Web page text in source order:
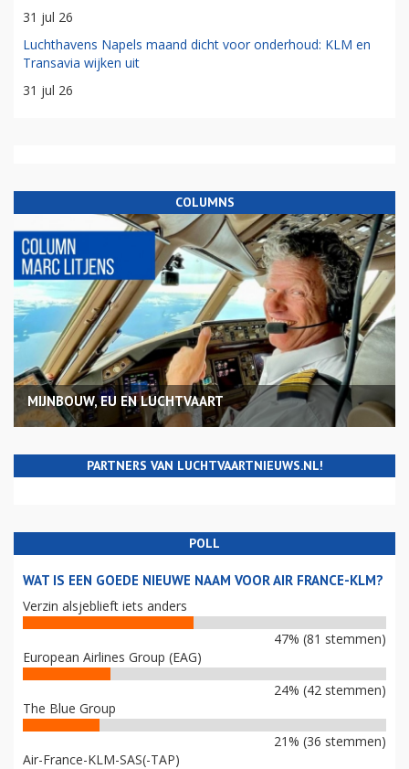
31 jul 26
Luchthavens Napels maand dicht voor onderhoud: KLM en
Transavia wijken uit
31 jul 26
COLUMNS
MIJNBOUW, EU EN LUCHTVAART
PARTNERS VAN LUCHTVAARTNIEUWS.NL!
POLL
WAT IS EEN GOEDE NIEUWE NAAM VOOR AIR FRANCE-KLM?
Verzin alsjeblieft iets anders
47% (81 stemmen)
European Airlines Group (EAG)
24% (42 stemmen)
The Blue Group
21% (36 stemmen)
Air-France-KLM-SAS(-TAP)